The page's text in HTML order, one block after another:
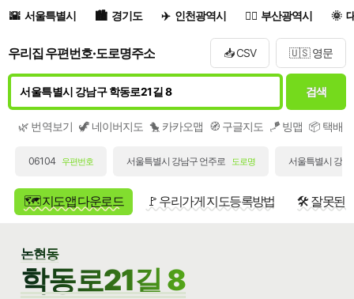
서울특별시 경기도 인천광역시 부산광역시
우리집 우편번호·도로명주소 📥 CSV 🇺🇸 영문
검색
🌿 번역보기 🦖 네이버지도 🐤 카카오맵 🧭 구글지도 🪁 빙맵 📦 택배/
06104 우편번호 서울특별시 강남구 언주로 도로명 서울특별시 강
🗺️ 지도앱 다운로드 🚩 우리가게 지도등록방법 🛠️ 잘못된
논현동
학동로21길 8